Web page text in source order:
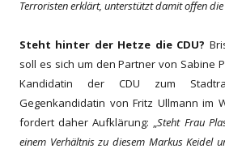
Terroristen erklärt, unterstützt damit offen die
Steht hinter der Hetze die CDU?
soll es sich um den Partner von Sabine
Kandidatin der CDU zum
Gegenkandidatin von Fritz Ullmann im
fordert daher Aufklärung: „Steht Frau
einem Verhältnis zu diesem Markus Keidel